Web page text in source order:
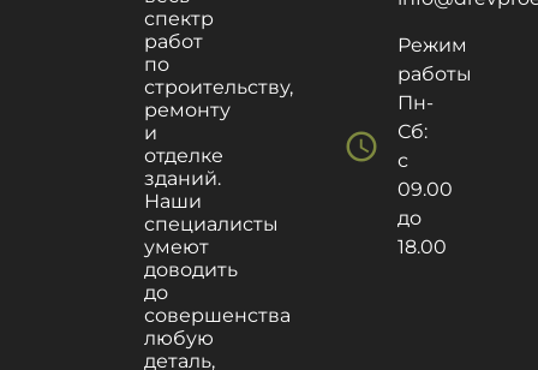
спектр
работ
по
строительству,
ремонту
и
отделке
зданий.
Наши
специалисты
умеют
доводить
до
совершенства
любую
деталь,
schedule
Режим
работы
Пн-
Сб:
с
09.00
до
18.00